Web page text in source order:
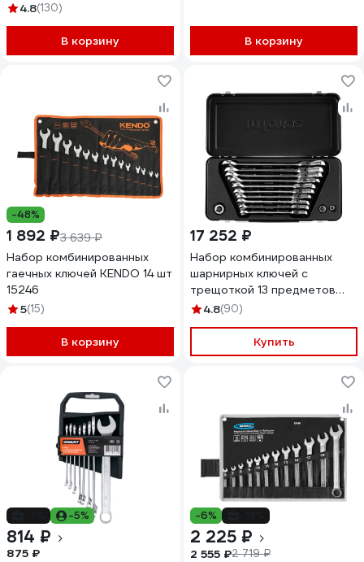
4.8(130)
В корзину В корзину
-48%
1 892 ₽3 639 ₽
Набор комбинированных
гаечных ключей KENDO 14 шт
15246
5(15)
В корзину
17 252 ₽
Набор комбинированных
шарнирных ключей с
трещоткой 13 предметов
Inforce, Сталь Cr-V, 10-19мм,
4.8(90)
Купить
-5%
814 ₽
875 ₽
-6%
2 225 ₽
2 555 ₽2 719 ₽